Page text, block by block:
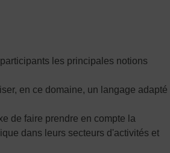
les principales notions
en ce domaine, un langage adapté
de faire prendre en compte la
dans leurs secteurs d'activités et